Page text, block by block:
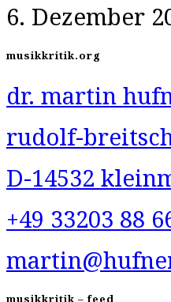
6. Dezember
musikkritik.org
dr. martin
rudolf-
D-14532
+49 33203 88
musikkritik – feed